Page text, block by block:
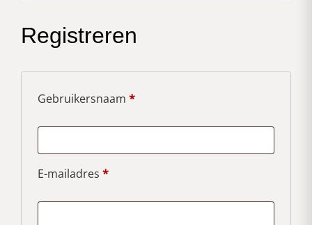
Registreren
Gebruikersnaam *
E-mailadres *